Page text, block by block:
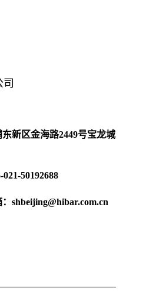
新区金海路2449号宝龙城
50192688